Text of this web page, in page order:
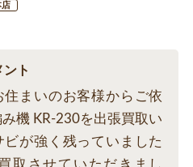
店
ト
まいのお客様からご依
機 KR-230を出張買取い
が強く残っていました
取させていただきまし